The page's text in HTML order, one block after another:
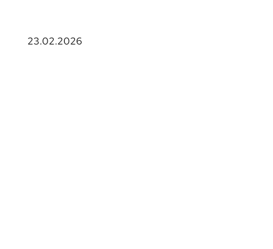
23.02.2026